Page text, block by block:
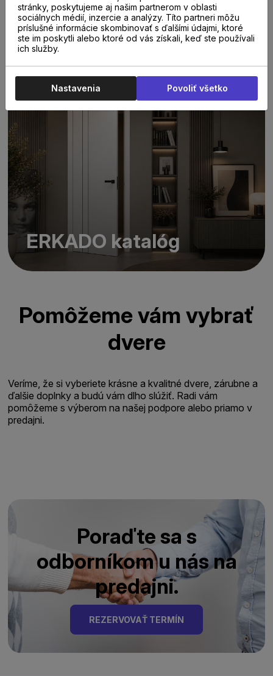
ATVYN katalóg
ERKADO katalóg
Pomôžeme vám vybrať
dvere
Veríme, že si vyberiete krásne a kvalitné dvere, zárubne a
ďalšie doplnky a budú vám dlho slúžiť. Radi vám
pomôžeme s výberom na našej podpore alebo priamo v
predajni.
Poraďte sa s
odborníkom u nás na
predajni.
REZERVOVAŤ TERMÍN
stránky, poskytujeme aj našim partnerom v oblasti
sociálnych médií, inzercie a analýzy. Títo partneri môžu
príslušné informácie skombinovať s ďalšími údajmi, ktoré
ste im poskytli alebo ktoré od vás získali, keď ste používali
ich služby.
Nastavenia Povoliť všetko